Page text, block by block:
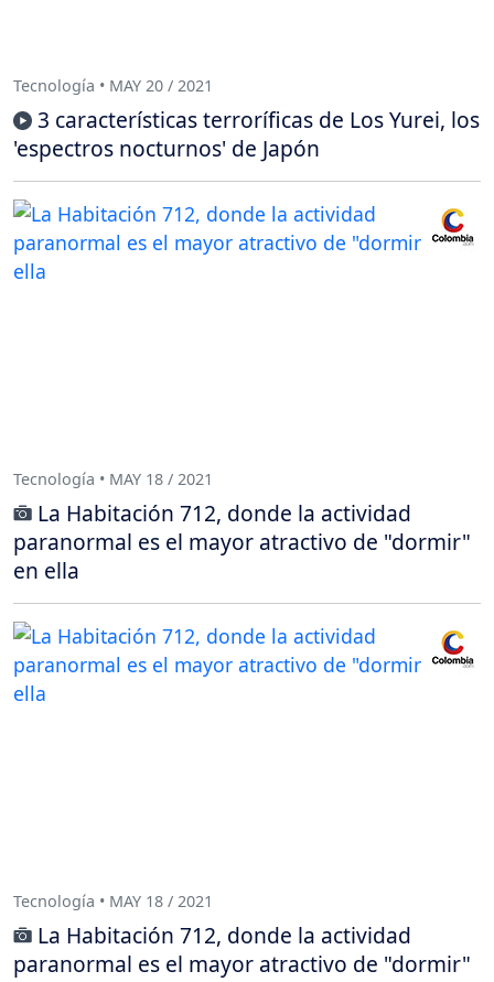
Tecnología • MAY 20 / 2021
3 características terroríficas de Los Yurei, los
'espectros nocturnos' de Japón
Tecnología • MAY 18 / 2021
La Habitación 712, donde la actividad
paranormal es el mayor atractivo de "dormir"
en ella
Tecnología • MAY 18 / 2021
La Habitación 712, donde la actividad
paranormal es el mayor atractivo de "dormir"